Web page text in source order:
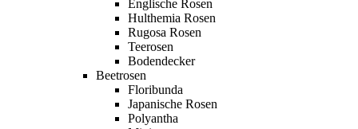
Englische Rosen
Hulthemia Rosen
Rugosa Rosen
Teerosen
Bodendecker
Beetrosen
Floribunda
Japanische Rosen
Polyantha